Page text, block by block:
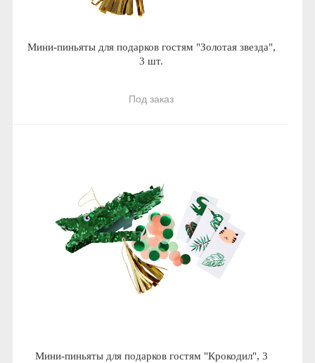
Мини-пиньяты для подарков гостям "Золотая звезда",
3 шт.
Под заказ
Мини-пиньяты для подарков гостям "Крокодил", 3